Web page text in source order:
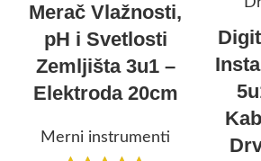
Merač Vlažnosti,
pH i Svetlosti
Zemljišta 3u1 –
Elektroda 20cm
Merni instrumenti